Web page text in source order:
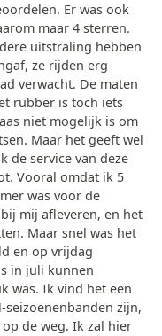
Er was ook
maar 4 sterren.
uitstraling hebben
ze rijden erg
verwacht. De maten
rubber is toch iets
niet mogelijk is om
Maar het geeft wel
de service van deze
Vooral omdat ik 5
was voor de
mij afleveren, en het
Maar snel was het
en op vrijdag
in juli kunnen
was. Ik vind het een
zijn,
de weg. Ik zal hier